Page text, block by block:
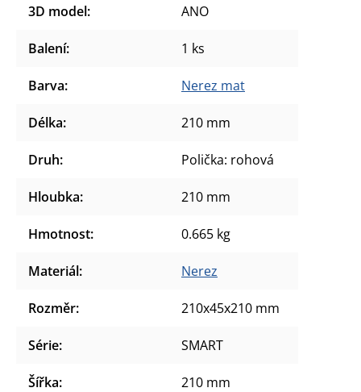
3D model: ANO
Balení: 1 ks
Barva: Nerez mat
Délka: 210 mm
Druh: Polička: rohová
Hloubka: 210 mm
Hmotnost: 0.665 kg
Materiál: Nerez
Rozměr: 210x45x210 mm
Série: SMART
Šířka: 210 mm